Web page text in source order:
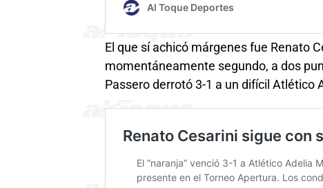
El que sí achicó márgenes fue Renato
momentáneamente segundo, a dos
Passero derrotó 3-1 a un difícil Atlético